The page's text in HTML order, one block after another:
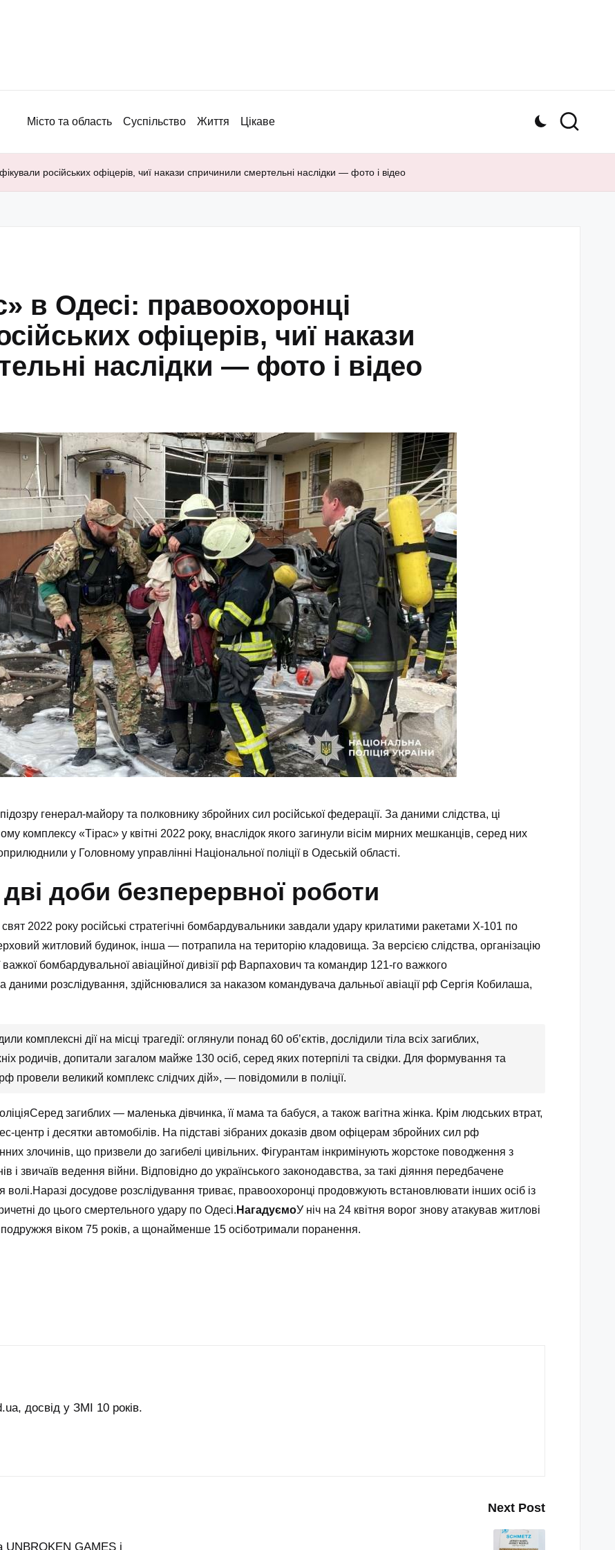
Місто та область Суспільство Життя Цікаве
російських офіцерів, чиї накази спричинили смертельні наслідки — фото і відео
в Одесі: правоохоронці
офіцерів, чиї накази
наслідки — фото і відео
генерал-майору та полковнику збройних сил російської федерації. За даними слідства, ці
комплексу «Тірас» у квітні 2022 року, внаслідок якого загинули вісім мирних мешканців, серед них
у Головному управлінні Національної поліції в Одеській області.
доби безперервної роботи
2022 року російські стратегічні бомбардувальники завдали удару крилатими ракетами Х-101 по
житловий будинок, інша — потрапила на територію кладовища. За версією слідства, організацію
бомбардувальної авіаційної дивізії рф Варпахович та командир 121-го важкого
даними розслідування, здійснювалися за наказом командувача дальньої авіації рф Сергія Кобилаша,
комплексні дії на місці трагедії: оглянули понад 60 об’єктів, дослідили тіла всіх загиблих,
родичів, допитали загалом майже 130 осіб, серед яких потерпілі та свідки. Для формування та
провели великий комплекс слідчих дій», — повідомили в поліції.
загиблих — маленька дівчинка, її мама та бабуся, а також вагітна жінка. Крім людських втрат,
центр і десятки автомобілів. На підставі зібраних доказів двом офіцерам збройних сил рф
злочинів, що призвели до загибелі цивільних. Фігурантам інкримінують жорстоке поводження з
і звичаїв ведення війни. Відповідно до українського законодавства, за такі діяння передбачене
досудове розслідування триває, правоохоронці продовжують встановлювати інших осіб із
до цього смертельного удару по Одесі. НагадуємоУ ніч на 24 квітня ворог знову атакував житлові
подружжя віком 75 років, а щонайменше 15 осіботримали поранення.
досвід у ЗМІ 10 років.
GAMES і
Next Post